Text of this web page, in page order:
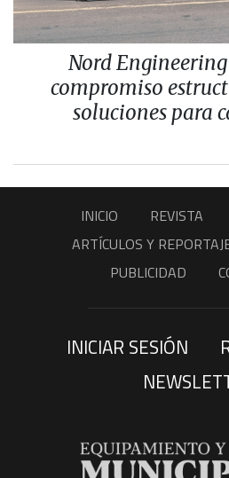
Nord
compromiso
soluciones para
INICIO REVISTA
ARTÍCULOS Y
PUBLICIDAD
INICIAR SESIÓN